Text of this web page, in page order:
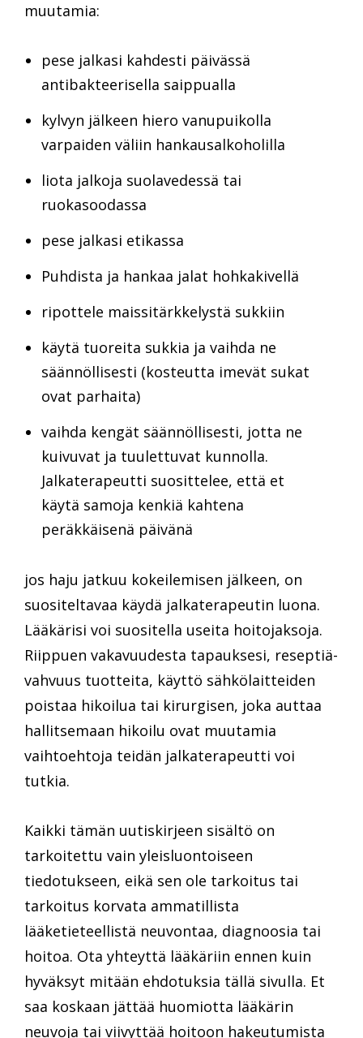
muutamia:
pese jalkasi kahdesti päivässä
antibakteerisella saippualla
kylvyn jälkeen hiero vanupuikolla
varpaiden väliin hankausalkoholilla
liota jalkoja suolavedessä tai
ruokasoodassa
pese jalkasi etikassa
Puhdista ja hankaa jalat hohkakivellä
ripottele maissitärkkelystä sukkiin
käytä tuoreita sukkia ja vaihda ne
säännöllisesti (kosteutta imevät sukat
ovat parhaita)
vaihda kengät säännöllisesti, jotta ne
kuivuvat ja tuulettuvat kunnolla.
Jalkaterapeutti suosittelee, että et
käytä samoja kenkiä kahtena
peräkkäisenä päivänä
jos haju jatkuu kokeilemisen jälkeen, on
suositeltavaa käydä jalkaterapeutin luona.
Lääkärisi voi suositella useita hoitojaksoja.
Riippuen vakavuudesta tapauksesi, reseptiä-
vahvuus tuotteita, käyttö sähkölaitteiden
poistaa hikoilua tai kirurgisen, joka auttaa
hallitsemaan hikoilu ovat muutamia
vaihtoehtoja teidän jalkaterapeutti voi
tutkia.
Kaikki tämän uutiskirjeen sisältö on
tarkoitettu vain yleisluontoiseen
tiedotukseen, eikä sen ole tarkoitus tai
tarkoitus korvata ammatillista
lääketieteellistä neuvontaa, diagnoosia tai
hoitoa. Ota yhteyttä lääkäriin ennen kuin
hyväksyt mitään ehdotuksia tällä sivulla. Et
saa koskaan jättää huomiotta lääkärin
neuvoja tai viivyttää hoitoon hakeutumista